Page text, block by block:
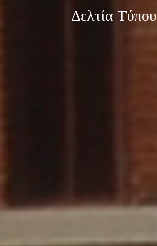
Δελτία Τύπου